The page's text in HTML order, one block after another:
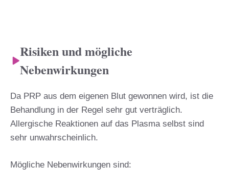
Risiken und mögliche
Nebenwirkungen
Da PRP aus dem eigenen Blut gewonnen wird, ist die
Behandlung in der Regel sehr gut verträglich.
Allergische Reaktionen auf das Plasma selbst sind
sehr unwahrscheinlich.
Mögliche Nebenwirkungen sind: